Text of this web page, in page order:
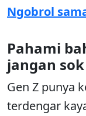
Ngobrol
Pahami
jangan
Gen Z punya
terdengar